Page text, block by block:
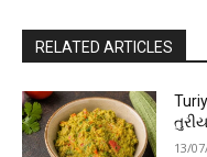
RELATED ARTICLES
13/